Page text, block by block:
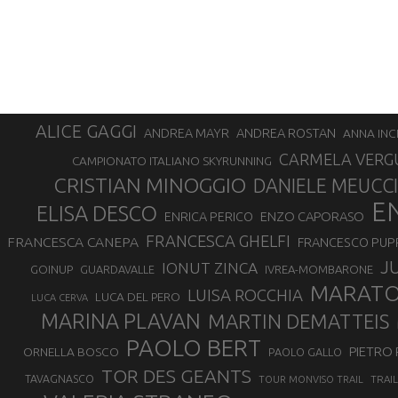
ALICE GAGGI ANDREA MAYR ANDREA ROSTAN ANNA
CAMPIONATO ITALIANO SKYRUNNING CARMELA
CRISTIAN MINOGGIO DANIELE MEUCCI
ELISA DESCO ENRICA PERICO ENZO CAPORASO
FRANCESCA CANEPA FRANCESCA GHELFI FRANCESCO
GOINUP GUARDAVALLE IONUT ZINCA IVREA-MOMBARONE
LUCA CERVA LUCA DEL PERO LUISA ROCCHIA
MARINA PLAVAN MARTIN DEMATTEIS
ORNELLA BOSCO PAOLO BERT PAOLO GALLO PIETRO
TAVAGNASCO TOR DES GEANTS TOUR MONVISO TRAIL